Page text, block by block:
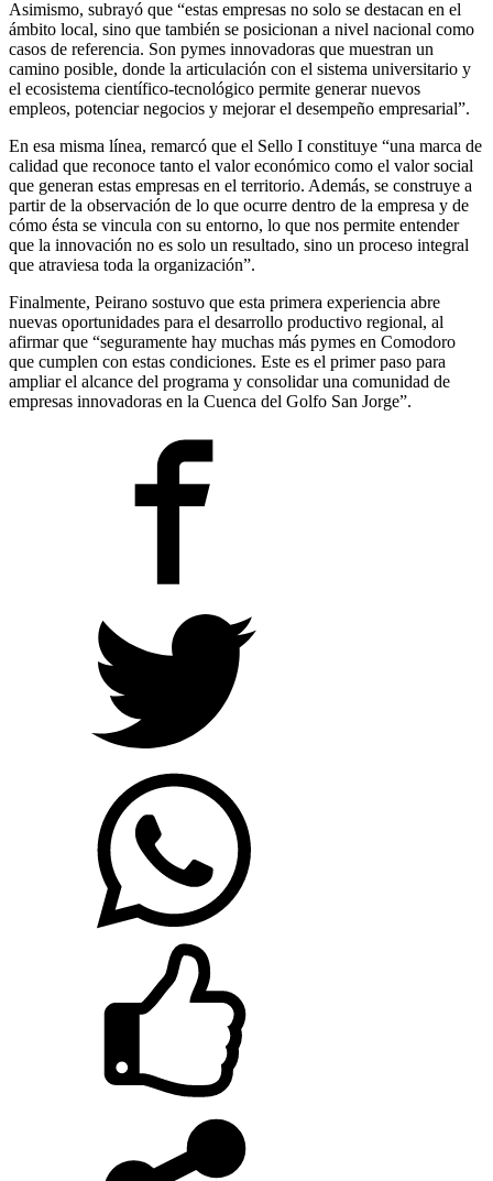
Asimismo, subrayó que “estas empresas no solo se destacan en el
ámbito local, sino que también se posicionan a nivel nacional como
casos de referencia. Son pymes innovadoras que muestran un
camino posible, donde la articulación con el sistema universitario y
el ecosistema científico-tecnológico permite generar nuevos
empleos, potenciar negocios y mejorar el desempeño empresarial”.
En esa misma línea, remarcó que el Sello I constituye “una marca de
calidad que reconoce tanto el valor económico como el valor social
que generan estas empresas en el territorio. Además, se construye a
partir de la observación de lo que ocurre dentro de la empresa y de
cómo ésta se vincula con su entorno, lo que nos permite entender
que la innovación no es solo un resultado, sino un proceso integral
que atraviesa toda la organización”.
Finalmente, Peirano sostuvo que esta primera experiencia abre
nuevas oportunidades para el desarrollo productivo regional, al
afirmar que “seguramente hay muchas más pymes en Comodoro
que cumplen con estas condiciones. Este es el primer paso para
ampliar el alcance del programa y consolidar una comunidad de
empresas innovadoras en la Cuenca del Golfo San Jorge”.